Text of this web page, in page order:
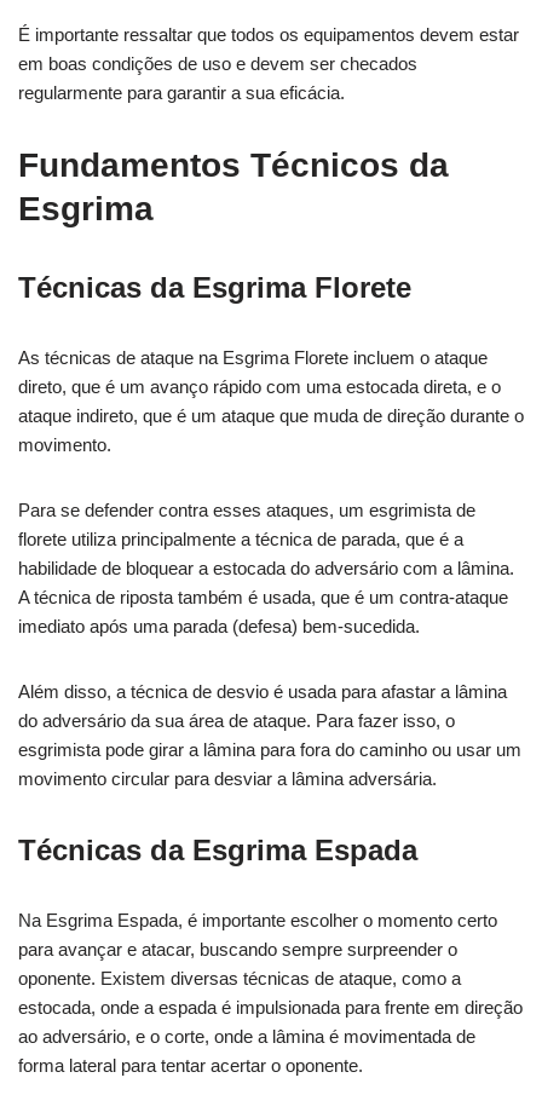
É importante ressaltar que todos os equipamentos devem estar
em boas condições de uso e devem ser checados
regularmente para garantir a sua eficácia.
Fundamentos Técnicos da
Esgrima
Técnicas da Esgrima Florete
As técnicas de ataque na Esgrima Florete incluem o ataque
direto, que é um avanço rápido com uma estocada direta, e o
ataque indireto, que é um ataque que muda de direção durante o
movimento.
Para se defender contra esses ataques, um esgrimista de
florete utiliza principalmente a técnica de parada, que é a
habilidade de bloquear a estocada do adversário com a lâmina.
A técnica de riposta também é usada, que é um contra-ataque
imediato após uma parada (defesa) bem-sucedida.
Além disso, a técnica de desvio é usada para afastar a lâmina
do adversário da sua área de ataque. Para fazer isso, o
esgrimista pode girar a lâmina para fora do caminho ou usar um
movimento circular para desviar a lâmina adversária.
Técnicas da Esgrima Espada
Na Esgrima Espada, é importante escolher o momento certo
para avançar e atacar, buscando sempre surpreender o
oponente. Existem diversas técnicas de ataque, como a
estocada, onde a espada é impulsionada para frente em direção
ao adversário, e o corte, onde a lâmina é movimentada de
forma lateral para tentar acertar o oponente.